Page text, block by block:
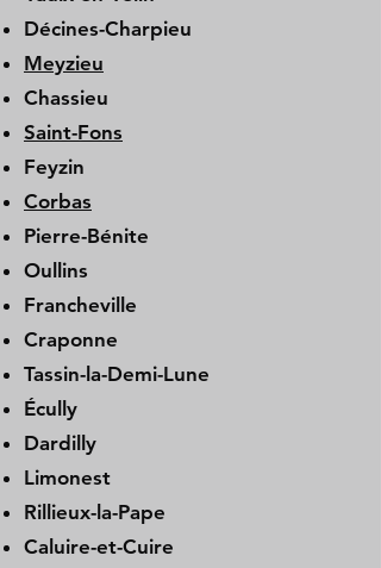
Décines-Charpieu
Meyzieu
Chassieu
Saint-Fons
Feyzin
Corbas
Pierre-Bénite
Oullins
Francheville
Craponne
Tassin-la-Demi-Lune
Écully
Dardilly
Limonest
Rillieux-la-Pape
Caluire-et-Cuire